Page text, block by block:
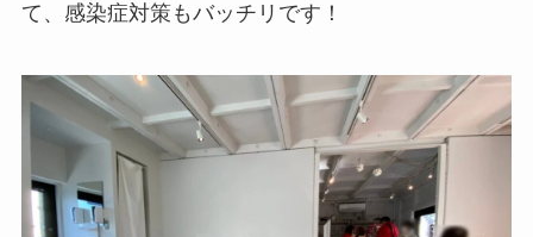
て、感染症対策もバッチリです！